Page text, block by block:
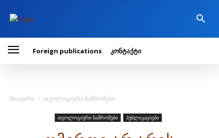
Foreign publications კონტაქტი
მთავარი თეოლოგიური ნაშრომები
თეოლოგიური ნაშრომები პუბლიკაციები